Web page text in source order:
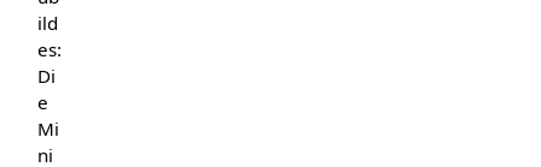
ild
es:
Di
e
Mi
ni